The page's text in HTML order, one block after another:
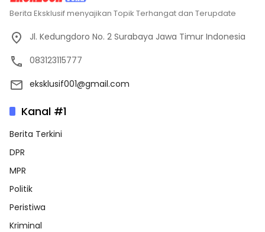
Berita Eksklusif menyajikan Topik Terhangat dan Terupdate
Jl. Kedungdoro No. 2 Surabaya Jawa Timur Indonesia
083123115777
eksklusif001@gmail.com
Kanal #1
Berita Terkini
DPR
MPR
Politik
Peristiwa
Kriminal